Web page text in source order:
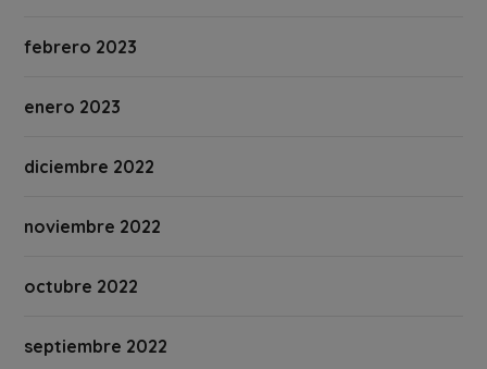
febrero 2023
enero 2023
diciembre 2022
noviembre 2022
octubre 2022
septiembre 2022